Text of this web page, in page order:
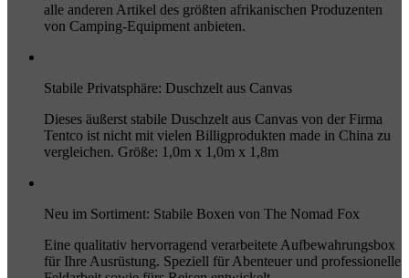
alle anderen Artikel des größten afrikanischen Produzenten
von Camping-Equipment anbieten.
Stabile Privatsphäre: Duschzelt aus Canvas
Dieses äußerst stabile Duschzelt aus Canvas von der Firma
Tentco ist nicht mit vielen Billigprodukten made in China zu
vergleichen. Größe: 1,0m x 1,0m x 1,8m
Neu im Sortiment: Stabile Boxen von The Nomad Fox
Eine qualitativ hervorragend verarbeitete Aufbewahrungsbox
für Ihre Ausrüstung. Speziell für Abenteuer und professionelle